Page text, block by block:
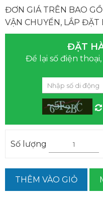
ĐƠN GIÁ TRÊN BAO
VẬN CHUYỂN, LẮP ĐẶT
ĐẶT
Để lại số điện
Số lượng
THÊM VÀO GIỎ